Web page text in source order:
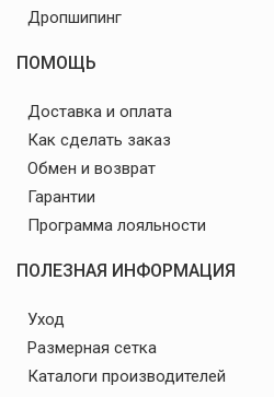
Дропшипинг
ПОМОЩЬ
Доставка и оплата
Как сделать заказ
Обмен и возврат
Гарантии
Программа лояльности
ПОЛЕЗНАЯ ИНФОРМАЦИЯ
Уход
Размерная сетка
Каталоги производителей